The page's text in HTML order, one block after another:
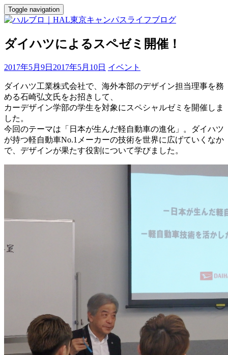
Toggle navigation
ダイハツによるスペゼミ開催！
2017年5月9日 2017年5月10日 イベント
ダイハツ工業株式会社で、海外本部のデザイン担当理事を務
める石崎弘文氏をお招きして、
カーデザイン学部の学生を対象にスペシャルゼミを開催しま
した。
今回のテーマは「日本が生んだ軽自動車の進化」。ダイハツ
が持つ軽自動車No.1メーカーの技術を世界に広げていくなか
で、デザインが果たす役割について学びました。